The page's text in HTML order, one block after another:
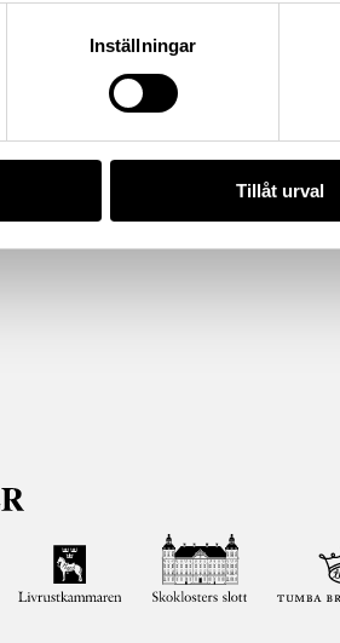
Inställningar
Tillåt urval